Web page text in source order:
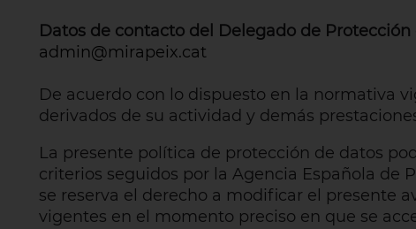
Datos de contacto del Delegado de Protección
admin@mirapeix.cat
De acuerdo con lo dispuesto en la normativa
derivados de su actividad y demás
La presente política de protección de datos
criterios seguidos por la Agencia Española de
se reserva el derecho a modificar el presente
vigentes en el momento preciso en que se